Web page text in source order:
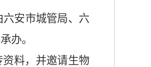
安市城管局、六
办。
料，并邀请生物